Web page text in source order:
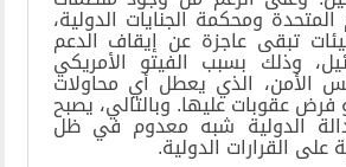
ومحكمة الجنايات الدولية،
تبقى عاجزة عن إيقاف الدعم
وذلك بسبب الفيتو الأمريكي
الأمن، الذي يعطل أي محاولات
فرض عقوبات عليها. وبالتالي، يصبح
الدولية شبه معدوم في ظل
على القرارات الدولية.